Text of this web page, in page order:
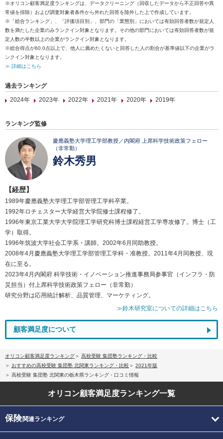
※オリコン顧客満足度ランキングは、データクリーニング（回収したデータから不正回答や異
常値を排除）および調査対象者条件から外れた回答を除外した上で作成しています。
※「総合ランキング」、「評価項目別」、部門の「業態別」においては有効回答者数が規定人
数を満たした企業のみランクイン対象となります。その他の部門においては有効回答者数が規
定人数の半数以上の企業がランクイン対象となります。
※総合得点が60.0点以上で、他人に薦めたくないと回答した人の割合が基準値以下の企業がラ
ンクイン対象となります。
≫ 詳細はこちら
過去ランキング
2024年
2023年 2022年 2021年 2020年 2019年
ランキング監修
慶應義塾大学理工学部教授／内閣府 上席科学技術政策フェロー
（非常勤）
鈴木秀男
【経歴】
1989年慶應義塾大学理工学部管理工学科卒業。
1992年ロチェスター大学経営大学院修士課程修了。
1996年東京工業大学大学院理工学研究科博士課程経営工学専攻修了。博士（工
学）取得。
1996年筑波大学社会工学系・講師。2002年6月同助教授。
2008年4月慶應義塾大学理工学部管理工学科・准教授。2011年4月同教授、現
在に至る。
2023年4月内閣府 科学技術・イノベーション推進事務局参事官（インフラ・防
災担当）付上席科学技術政策フェロー（非常勤）
研究分野は応用統計解析、品質管理、マーケティング。
≫鈴木研究室についての詳細はこちら
顧客満足度について
オリコン顧客満足度ランキング
高校受験 集団塾ランキング・比較
おすすめの高校受験 集団塾 北関東ランキング・比較
2021年版
高校受験 集団塾 北関東の栃木県ランキング・口コミ情報
オリコン顧客満足度ランキング一覧
保険関連ランキング